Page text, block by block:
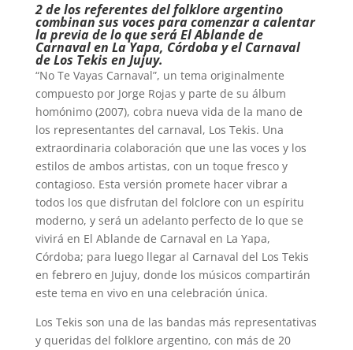
2 de los referentes del folklore argentino
combinan sus voces para comenzar a calentar
la previa de lo que será El Ablande de
Carnaval en La Yapa, Córdoba y el Carnaval
de Los Tekis en Jujuy.
“No Te Vayas Carnaval”, un tema originalmente
compuesto por Jorge Rojas y parte de su álbum
homónimo (2007), cobra nueva vida de la mano de
los representantes del carnaval, Los Tekis. Una
extraordinaria colaboración que une las voces y los
estilos de ambos artistas, con un toque fresco y
contagioso. Esta versión promete hacer vibrar a
todos los que disfrutan del folclore con un espíritu
moderno, y será un adelanto perfecto de lo que se
vivirá en El Ablande de Carnaval en La Yapa,
Córdoba; para luego llegar al Carnaval del Los Tekis
en febrero en Jujuy, donde los músicos compartirán
este tema en vivo en una celebración única.
Los Tekis son una de las bandas más representativas
y queridas del folklore argentino, con más de 20